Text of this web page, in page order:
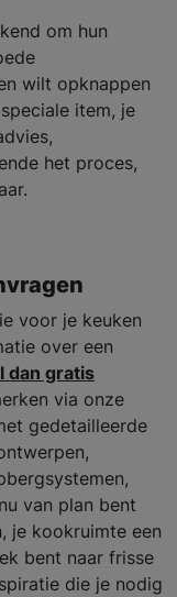
om hun
wilt opknappen
item, je
het proces,
voor je keuken
over een
dan gratis
via onze
gedetailleerde
van plan bent
je kookruimte een
bent naar frisse
die je nodig